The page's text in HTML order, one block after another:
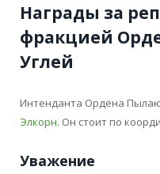
Награды за
фракцией
Углей
Интенданта Ордена
Элкорн. Он стоит по
Уважение